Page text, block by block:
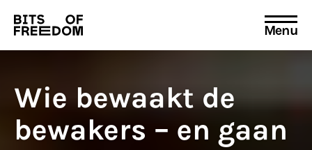
Search
for:
Menu
Wie bewaakt de
bewakers – en gaan